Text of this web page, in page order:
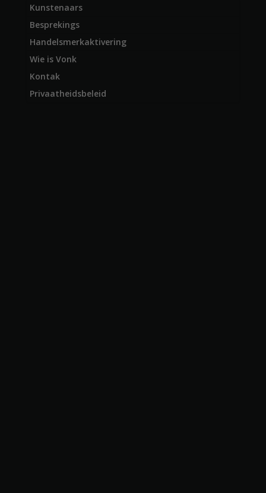
Kunstenaars
Besprekings
Handelsmerkaktivering
Wie is Vonk
Kontak
Privaatheidsbeleid